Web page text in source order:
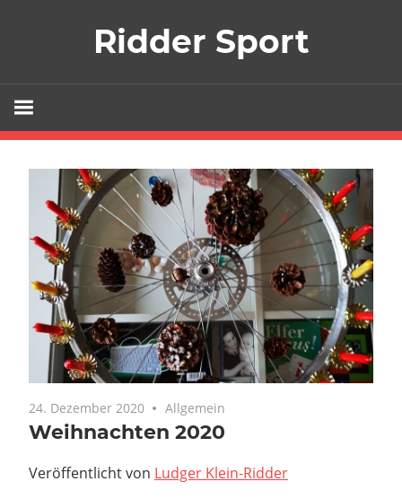
Ridder Sport
24. Dezember 2020 Allgemein
Weihnachten 2020
Veröffentlicht von Ludger Klein-Ridder